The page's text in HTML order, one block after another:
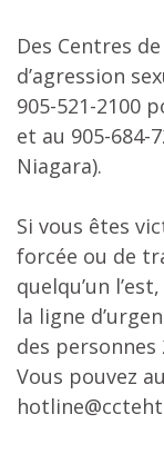
Des Centres
d’agression
905-521-2100
et au 905-684-
Niagara).
Si vous êtes
forcée ou de
quelqu’un
la ligne
des personnes
Vous pouvez